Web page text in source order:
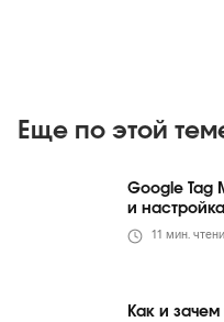
Еще по этой
Google Tag
и настройка
11 мин.
Как и